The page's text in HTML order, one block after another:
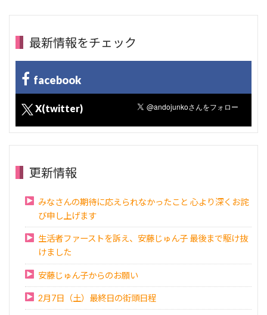
最新情報をチェック
facebook
X(twitter)
更新情報
みなさんの期待に応えられなかったこと 心より深くお詫
び申し上げます
生活者ファーストを訴え、安藤じゅん子 最後まで駆け抜
けました
安藤じゅん子からのお願い
2月7日（土）最終日の街頭日程